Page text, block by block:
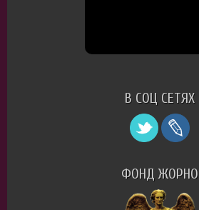
В СОЦ СЕТЯХ
ФОНД ЖОРНО